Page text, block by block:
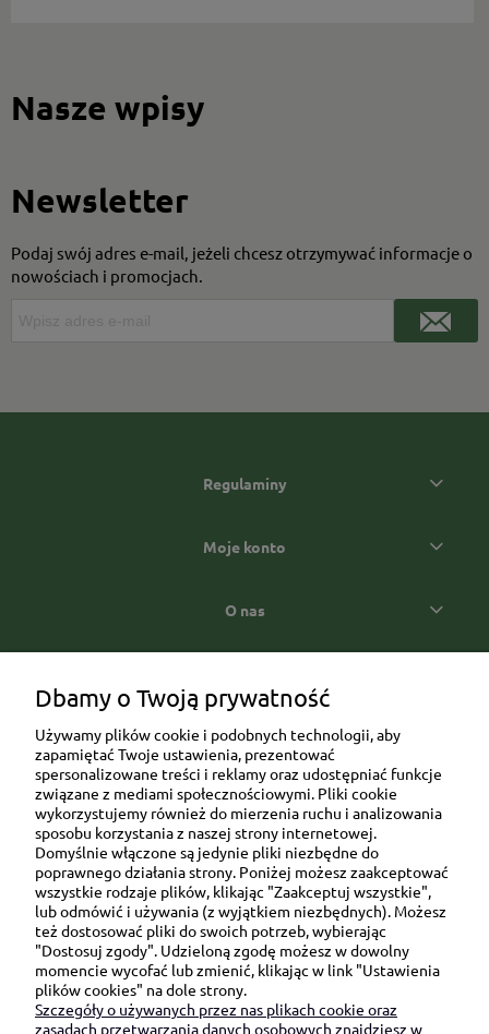
Nasze wpisy
Newsletter
Podaj swój adres e-mail, jeżeli chcesz otrzymywać informacje o
nowościach i promocjach.
Regulaminy
Moje konto
O nas
Ul. Brukowa 6/8 lok. 57/58
91-341 Łódź
NIP: 6751510615
SKONTAKTUJ SIĘ Z NAMI:
sklep@be-happygifts.com
Dbamy o Twoją prywatność
Używamy plików cookie i podobnych technologii, aby
zapamiętać Twoje ustawienia, prezentować
spersonalizowane treści i reklamy oraz udostępniać funkcje
związane z mediami społecznościowymi. Pliki cookie
wykorzystujemy również do mierzenia ruchu i analizowania
sposobu korzystania z naszej strony internetowej.
Domyślnie włączone są jedynie pliki niezbędne do
poprawnego działania strony. Poniżej możesz zaakceptować
wszystkie rodzaje plików, klikając "Zaakceptuj wszystkie",
lub odmówić i używania (z wyjątkiem niezbędnych). Możesz
też dostosować pliki do swoich potrzeb, wybierając
"Dostosuj zgody". Udzieloną zgodę możesz w dowolny
momencie wycofać lub zmienić, klikając w link "Ustawienia
plików cookies" na dole strony.
Szczegóły o używanych przez nas plikach cookie oraz
zasadach przetwarzania danych osobowych znajdziesz w